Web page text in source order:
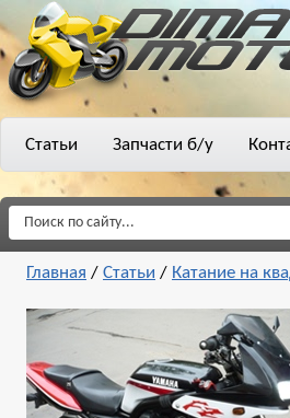
Статьи Запчасти б/у
Главная / Статьи / Катание на